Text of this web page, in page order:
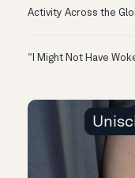
Activity Across the
“I Might Not Have